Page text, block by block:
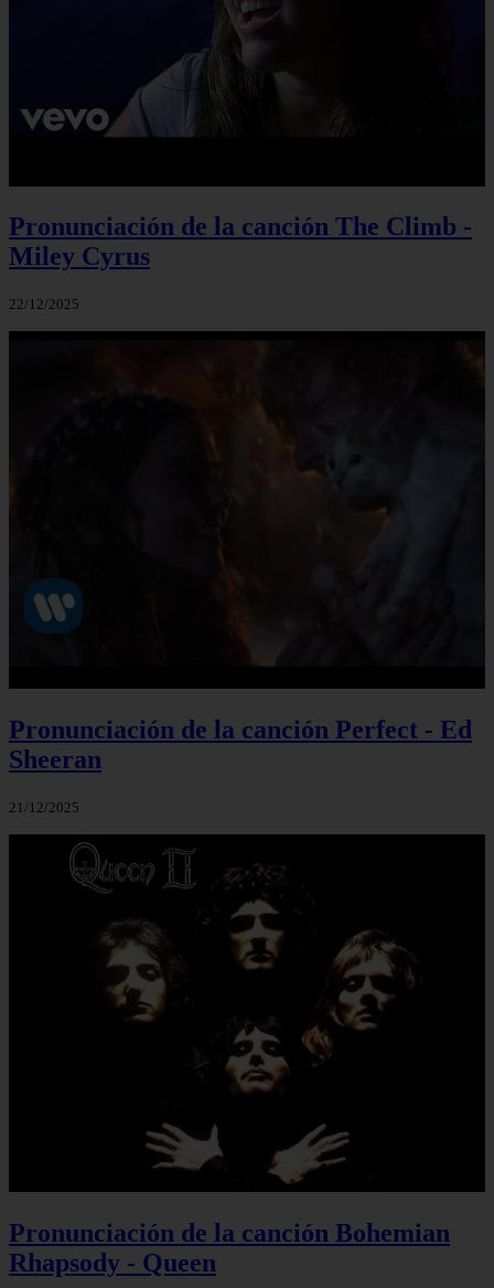
Pronunciación de la canción The Climb -
Miley Cyrus
22/12/2025
Pronunciación de la canción Perfect - Ed
Sheeran
21/12/2025
Pronunciación de la canción Bohemian
Rhapsody - Queen